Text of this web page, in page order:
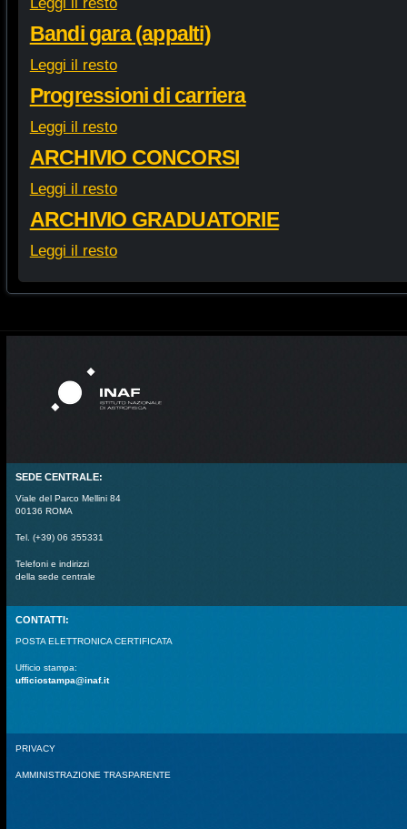
Bandi gara (appalti)
Leggi il resto
Progressioni di carriera
Leggi il resto
ARCHIVIO CONCORSI
Leggi il resto
ARCHIVIO GRADUATORIE
Leggi il resto
SEDE CENTRALE:
Viale del Parco Mellini 84
00136 ROMA
Tel. (+39) 06 355331
Telefoni e indirizzi
della sede centrale
CONTATTI:
POSTA ELETTRONICA CERTIFICATA
Ufficio stampa:
ufficiostampa@inaf.it
PRIVACY
AMMINISTRAZIONE TRASPARENTE